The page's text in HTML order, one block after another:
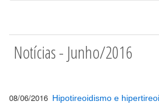
Notícias - Junho/2016
08/06/2016 Hipotireoidismo e